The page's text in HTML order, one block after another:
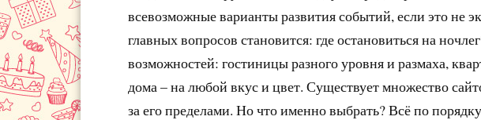
всевозможные варианты развития событий, если это не
главных вопросов становится: где остановиться на
возможностей: гостиницы разного уровня и размаха,
дома – на любой вкус и цвет. Существует множество
за его пределами. Но что именно выбрать? Всё по